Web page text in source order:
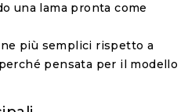
una lama pronta come
più semplici rispetto a
pensata per il modello